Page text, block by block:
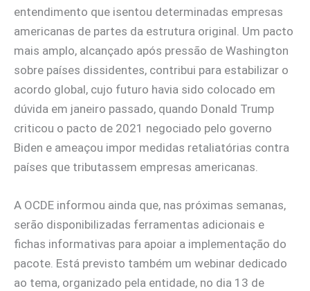
entendimento que isentou determinadas empresas
americanas de partes da estrutura original. Um pacto
mais amplo, alcançado após pressão de Washington
sobre países dissidentes, contribui para estabilizar o
acordo global, cujo futuro havia sido colocado em
dúvida em janeiro passado, quando Donald Trump
criticou o pacto de 2021 negociado pelo governo
Biden e ameaçou impor medidas retaliatórias contra
países que tributassem empresas americanas.
A OCDE informou ainda que, nas próximas semanas,
serão disponibilizadas ferramentas adicionais e
fichas informativas para apoiar a implementação do
pacote. Está previsto também um webinar dedicado
ao tema, organizado pela entidade, no dia 13 de